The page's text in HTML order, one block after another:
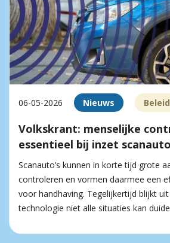
06-05-2026 Nieuws
Volkskrant: menselijke
essentieel bij inzet
Scanauto’s kunnen in korte tijd grote
controleren en vormen daarmee een
voor handhaving. Tegelijkertijd blijkt
technologie niet alle situaties kan